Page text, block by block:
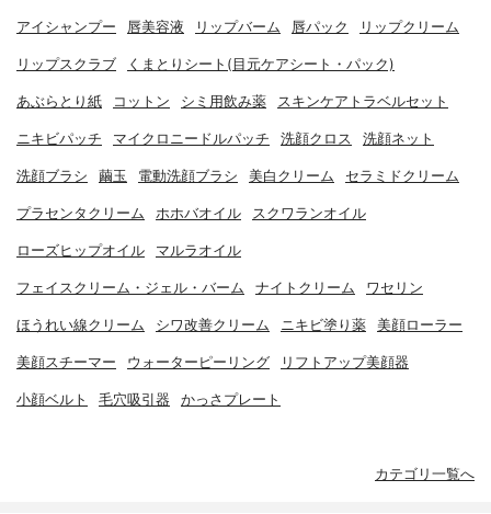
アイシャンプー 唇美容液 リップバーム 唇パック リップクリーム
リップスクラブ くまとりシート(目元ケアシート・パック)
あぶらとり紙 コットン シミ用飲み薬 スキンケアトラベルセット
ニキビパッチ マイクロニードルパッチ 洗顔クロス 洗顔ネット
洗顔ブラシ 繭玉 電動洗顔ブラシ 美白クリーム セラミドクリーム
プラセンタクリーム ホホバオイル スクワランオイル
ローズヒップオイル マルラオイル
フェイスクリーム・ジェル・バーム ナイトクリーム ワセリン
ほうれい線クリーム シワ改善クリーム ニキビ塗り薬 美顔ローラー
美顔スチーマー ウォーターピーリング リフトアップ美顔器
小顔ベルト 毛穴吸引器 かっさプレート
カテゴリ一覧へ